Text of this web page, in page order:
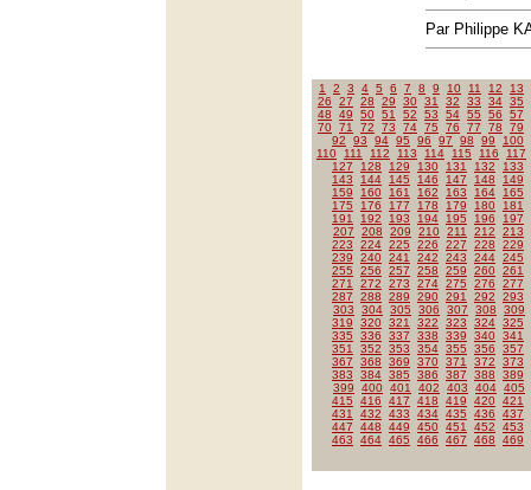
Par Philippe
1 2 3 4 5 6 7 8 9 10 11 12
13
26
27 28 29 30 31 32 33 34 35
48
49 50 51 52 53 54 55 56
57
70 71 72 73 74 75 76 77 78
79
92
93 94 95 96 97 98 99
100
110
111 112 113 114 115 116
117
127
128 129 130 131 132
133
143
144 145 146 147 148
149
159
160 161 162 163 164
165
175
176 177 178 179 180
181
191
192 193 194 195 196
197
207
208 209 210 211 212
213
223
224 225 226 227 228
229
239
240 241 242 243 244 245
255
256 257 258 259 260 261
271
272 273 274 275 276
277
287
288 289 290 291 292
293
303
304 305 306 307 308
309
319
320 321 322 323 324 325
335
336 337 338 339 340 341
351
352 353 354 355 356
357
367
368 369 370 371 372
373
383
384 385 386 387 388
389
399
400 401 402 403 404 405
415
416 417 418 419 420 421
431
432 433 434 435 436
437
447
448 449 450 451 452
453
463
464 465 466 467 468 469